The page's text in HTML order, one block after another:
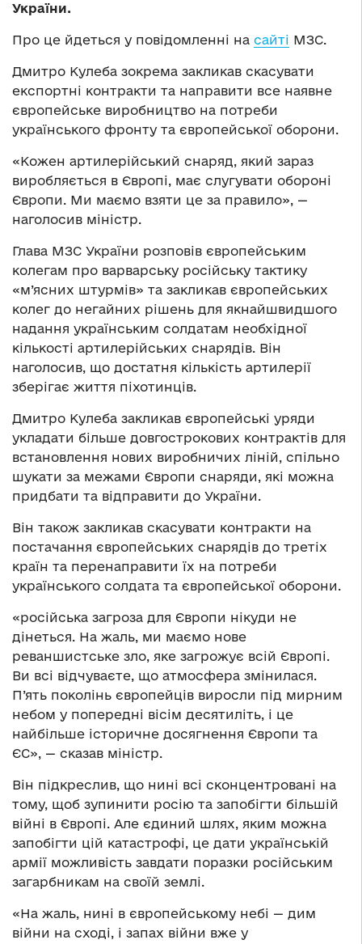
України.
Про це йдеться у повідомленні на сайті МЗС.
Дмитро Кулеба зокрема закликав скасувати
експортні контракти та направити все наявне
європейське виробництво на потреби
українського фронту та європейської оборони.
«Кожен артилерійський снаряд, який зараз
виробляється в Європі, має слугувати обороні
Європи. Ми маємо взяти це за правило», —
наголосив міністр.
Глава МЗС України розповів європейським
колегам про варварську російську тактику
«м’ясних штурмів» та закликав європейських
колег до негайних рішень для якнайшвидшого
надання українським солдатам необхідної
кількості артилерійських снарядів. Він
наголосив, що достатня кількість артилерії
зберігає життя піхотинців.
Дмитро Кулеба закликав європейські уряди
укладати більше довгострокових контрактів для
встановлення нових виробничих ліній, спільно
шукати за межами Європи снаряди, які можна
придбати та відправити до України.
Він також закликав скасувати контракти на
постачання європейських снарядів до третіх
країн та перенаправити їх на потреби
українського солдата та європейської оборони.
«російська загроза для Європи нікуди не
дінеться. На жаль, ми маємо нове
реваншистське зло, яке загрожує всій Європі.
Ви всі відчуваєте, що атмосфера змінилася.
П’ять поколінь європейців виросли під мирним
небом у попередні вісім десятиліть, і це
найбільше історичне досягнення Європи та
ЄС», — сказав міністр.
Він підкреслив, що нині всі сконцентровані на
тому, щоб зупинити росію та запобігти більшій
війні в Європі. Але єдиний шлях, яким можна
запобігти цій катастрофі, це дати українській
армії можливість завдати поразки російським
загарбникам на своїй землі.
«На жаль, нині в європейському небі — дим
війни на сході, і запах війни вже у